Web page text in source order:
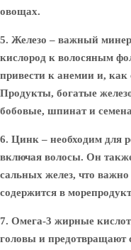
овощах.
5. Железо – важный
кислород к волосяным
привести к анемии и, как
Продукты, богатые
бобовые, шпинат и
6. Цинк – необходим для
включая волосы. Он
сальных желез, что
содержится в
7. Омега-3 жирные
головы и предотвращают